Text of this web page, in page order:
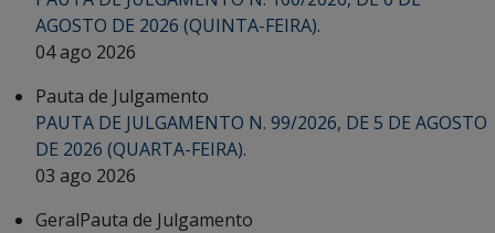
AGOSTO DE 2026 (QUINTA-FEIRA).
04 ago 2026
Pauta de Julgamento
PAUTA DE JULGAMENTO N. 99/2026, DE 5 DE AGOSTO
DE 2026 (QUARTA-FEIRA).
03 ago 2026
GeralPauta de Julgamento